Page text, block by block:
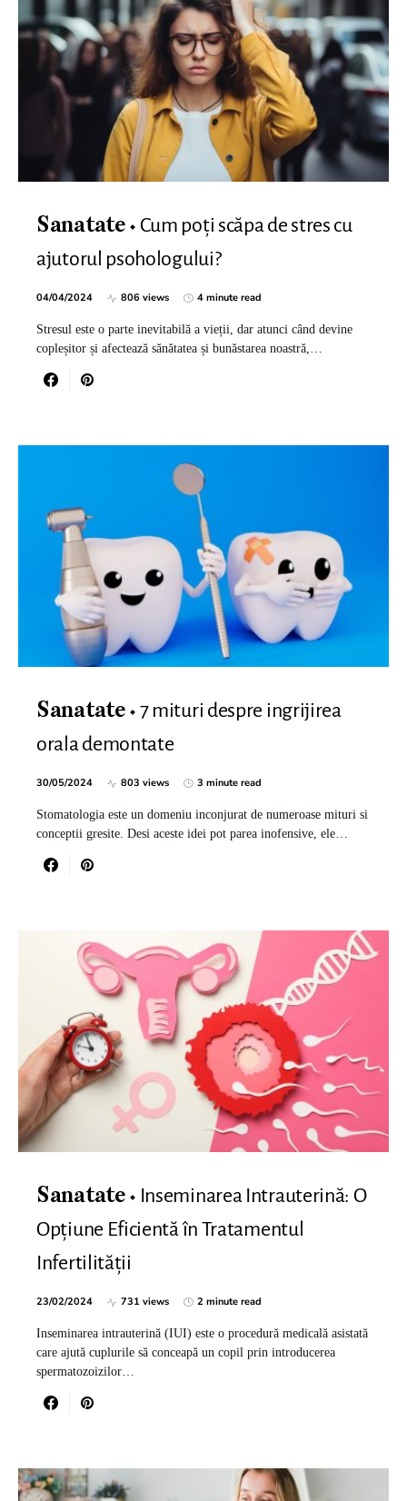
Sanatate
Cum poți scăpa de stres cu
ajutorul psohologului?
04/04/2024 806 views 4 minute read
Stresul este o parte inevitabilă a vieții, dar atunci când devine
copleșitor și afectează sănătatea și bunăstarea noastră,…
Sanatate
7 mituri despre ingrijirea
orala demontate
30/05/2024 803 views 3 minute read
Stomatologia este un domeniu inconjurat de numeroase mituri si
conceptii gresite. Desi aceste idei pot parea inofensive, ele…
Sanatate
Inseminarea Intrauterină: O
Opțiune Eficientă în Tratamentul
Infertilității
23/02/2024 731 views 2 minute read
Inseminarea intrauterină (IUI) este o procedură medicală asistată
care ajută cuplurile să conceapă un copil prin introducerea
spermatozoizilor…